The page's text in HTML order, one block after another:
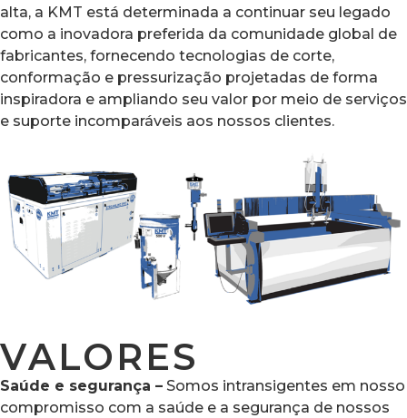
alta, a KMT está determinada a continuar seu legado
como a inovadora preferida da comunidade global de
fabricantes, fornecendo tecnologias de corte,
conformação e pressurização projetadas de forma
inspiradora e ampliando seu valor por meio de serviços
e suporte incomparáveis aos nossos clientes.
VALORES
Saúde e segurança – Somos intransigentes em nosso
compromisso com a saúde e a segurança de nossos